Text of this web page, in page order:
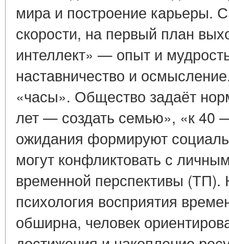
мира и построение карьеры.
скорости, на первый план
интеллект» — опыт и
наставничество и
«часы». Общество задаёт
лет — создать семью», «к 40
ожидания формируют
могут конфликтовать с
временной перспективы (ТП).
психология восприятия
обширна, человек